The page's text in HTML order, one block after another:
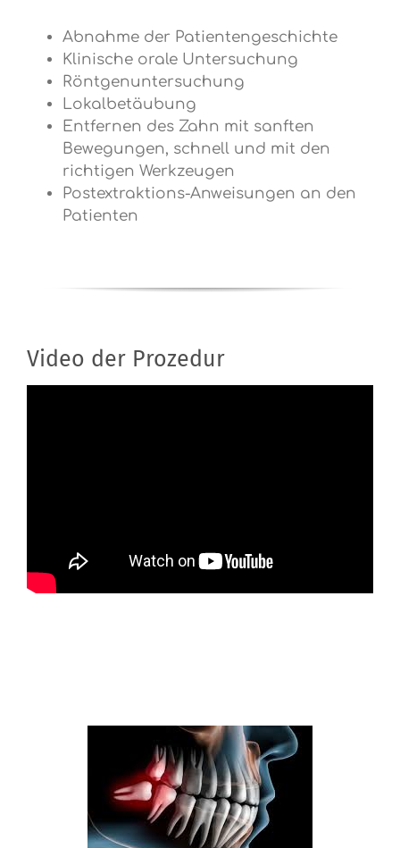
Abnahme der Patientengeschichte
Klinische orale Untersuchung
Röntgenuntersuchung
Lokalbetäubung
Entfernen des Zahn mit sanften
Bewegungen, schnell und mit den
richtigen Werkzeugen
Postextraktions-Anweisungen an den
Patienten
Video der Prozedur